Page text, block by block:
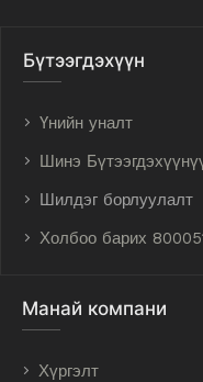
Бүтээгдэхүүн
Үнийн уналт
Шинэ
Шилдэг борлуулалт
Холбоо барих
Манай компани
Хүргэлт